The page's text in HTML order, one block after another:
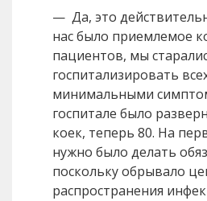
— Да, это
нас было приемлемое
пациентов, мы
госпитализировать
минимальными
госпитале было
коек, теперь 80. На
нужно было делать
поскольку обрывало
распространения